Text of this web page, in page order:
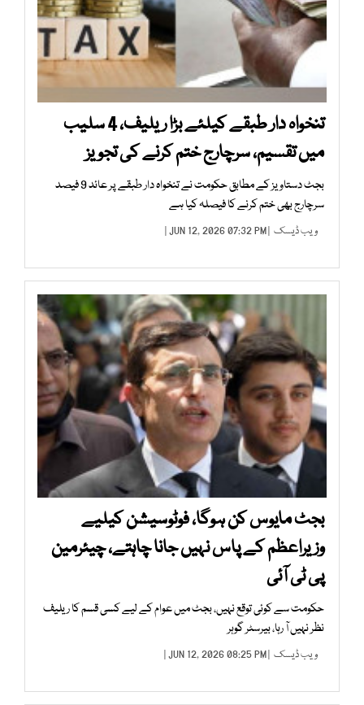
تنخواہ دار طبقے کیلئے بڑا ریلیف، 4 سلیب
میں تقسیم، سرچارج ختم کرنے کی تجویز
بجٹ دستاویز کے مطابق حکومت نے تنخواہ دار طبقے پر عائد 9 فیصد
سرچارج بھی ختم کرنے کا فیصلہ کیا ہے
ویب ڈیسک | JUN 12, 2026 07:32 PM |
بجٹ مایوس کن ہوگا، فوٹوسیشن کیلیے
وزیراعظم کے پاس نہیں جانا چاہتے، چیئرمین
پی ٹی آئی
حکومت سے کوئی توقع نہیں، بجٹ میں عوام کے لیے کسی قسم کا ریلیف
نظر نہیں آ رہا، بیرسٹر گوہر
ویب ڈیسک | JUN 12, 2026 08:25 PM |